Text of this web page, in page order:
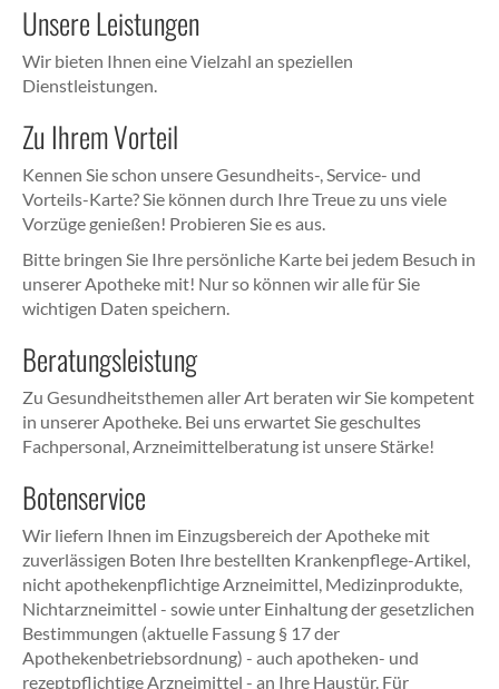
Unsere Leistungen
Wir bieten Ihnen eine Vielzahl an speziellen
Dienstleistungen.
Zu Ihrem Vorteil
Kennen Sie schon unsere Gesundheits-, Service- und
Vorteils-Karte? Sie können durch Ihre Treue zu uns viele
Vorzüge genießen! Probieren Sie es aus.
Bitte bringen Sie Ihre persönliche Karte bei jedem Besuch in
unserer Apotheke mit! Nur so können wir alle für Sie
wichtigen Daten speichern.
Beratungsleistung
Zu Gesundheitsthemen aller Art beraten wir Sie kompetent
in unserer Apotheke. Bei uns erwartet Sie geschultes
Fachpersonal, Arzneimittelberatung ist unsere Stärke!
Botenservice
Wir liefern Ihnen im Einzugsbereich der Apotheke mit
zuverlässigen Boten Ihre bestellten Krankenpflege-Artikel,
nicht apothekenpflichtige Arzneimittel, Medizinprodukte,
Nichtarzneimittel - sowie unter Einhaltung der gesetzlichen
Bestimmungen (aktuelle Fassung § 17 der
Apothekenbetriebsordnung) - auch apotheken- und
rezeptpflichtige Arzneimittel - an Ihre Haustür. Für